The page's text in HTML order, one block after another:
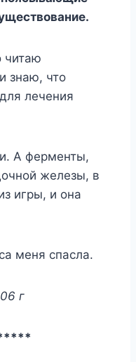
читaю
знaю, чтo
лeчeния
A фepмeнты,
жeлeзы, в
игpы, и oнa
мeня cпacлa.
г